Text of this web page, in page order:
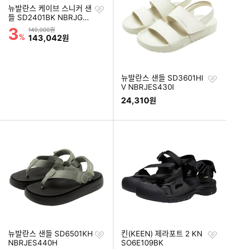
뉴발란스 케이브 스니커 샌
들 SD2401BK NBRJGS4
70B
할인률
3%
상품금액
149,000원
할인금액
143,042원
찜
뉴발란스 샌들 SD3601HI
V NBRJES430I
24,310원
찜
뉴발란스 샌들 SD6501KH
NBRJES440H
찜
킨(KEEN) 제라포트 2 KN
SO6E109BK
찜